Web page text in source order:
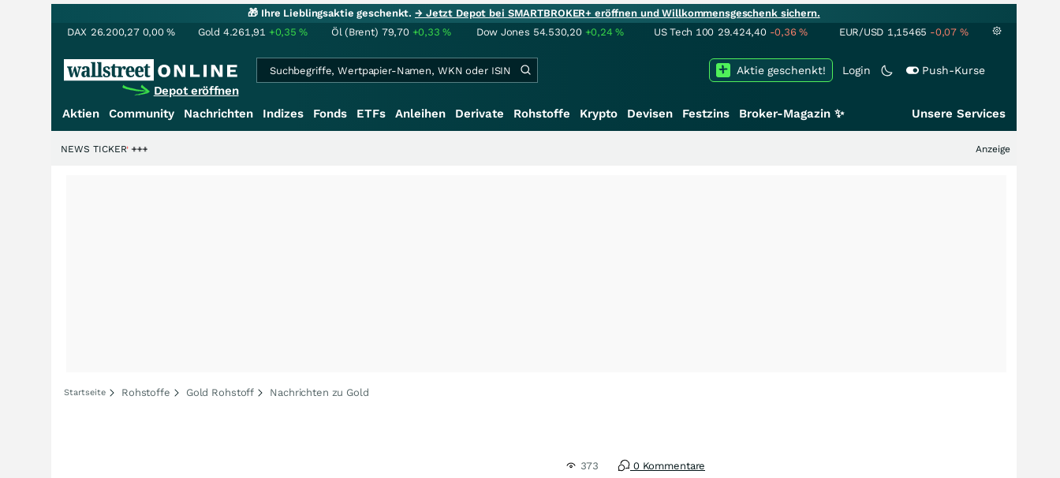
🎁 Ihre Lieblingsaktie geschenkt.→ Jetzt Depot bei SMARTBROKER+ eröffnen und Willkommensgeschenk sichern.
DAX 26.200,27 0,00% Gold 4.261,91 +0,35% Öl (Brent) 79,70 +0,33% Dow Jones 54.530,20 +0,24% US Tech 100 29.424,40 -0,36% EUR/USD 1,15465 -0,07 %
Depot eröffnen
Login Push-Kurse
Aktie geschenkt!
Aktien Community Nachrichten Indizes Fonds ETFs Anleihen Derivate Rohstoffe Krypto Devisen Festzins Broker-Magazin ✨ Unsere Services
+++ Anzeige
NEWS TICKER
Startseite Rohstoffe Gold Rohstoff Nachrichten zu Gold
373 0 Kommentare